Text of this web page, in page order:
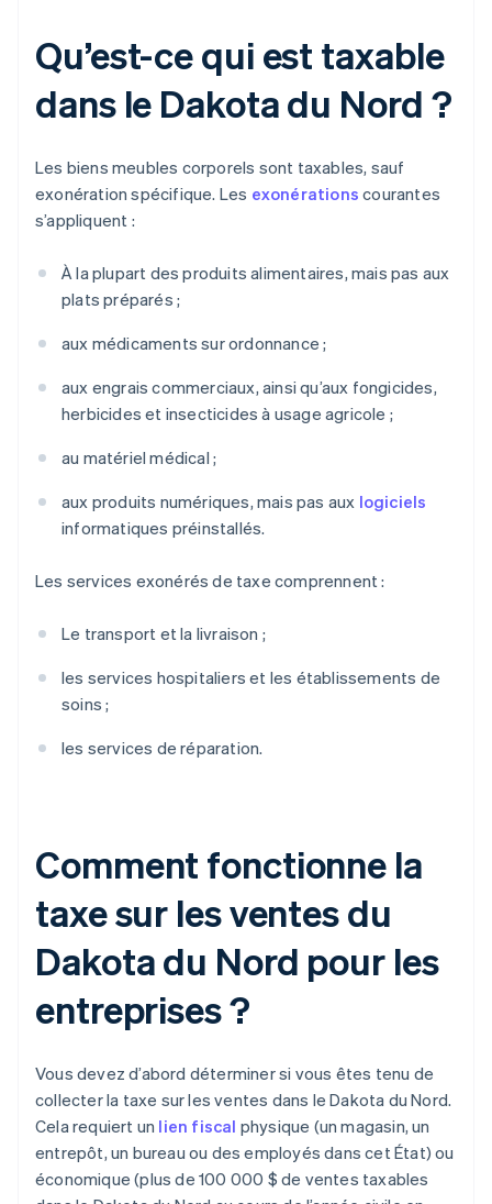
Qu’est-ce qui est taxable
dans le Dakota du Nord ?
Les biens meubles corporels sont taxables, sauf
exonération spécifique. Les exonérations courantes
s’appliquent :
À la plupart des produits alimentaires, mais pas aux
plats préparés ;
aux médicaments sur ordonnance ;
aux engrais commerciaux, ainsi qu’aux fongicides,
herbicides et insecticides à usage agricole ;
au matériel médical ;
aux produits numériques, mais pas aux logiciels
informatiques préinstallés.
Les services exonérés de taxe comprennent :
Le transport et la livraison ;
les services hospitaliers et les établissements de
soins ;
les services de réparation.
Comment fonctionne la
taxe sur les ventes du
Dakota du Nord pour les
entreprises ?
Vous devez d’abord déterminer si vous êtes tenu de
collecter la taxe sur les ventes dans le Dakota du Nord.
Cela requiert un lien fiscal physique (un magasin, un
entrepôt, un bureau ou des employés dans cet État) ou
économique (plus de 100 000 $ de ventes taxables